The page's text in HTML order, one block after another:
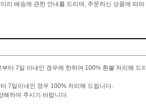
리 배송에 관한 안내를 드리며, 주문하신 상품에 따라
터 7일 이내인 경우에 한하여 100% 환불 처리해 드리
7일이내인 경우 100% 처리해 드립니다.
해하여 주시기 바랍니다.